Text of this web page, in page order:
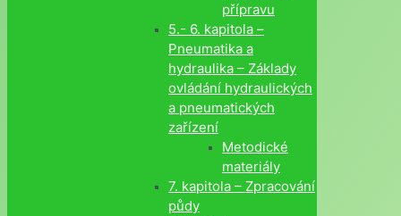
přípravu
5.- 6. kapitola –
Pneumatika a
hydraulika – Základy
ovládání hydraulických
a pneumatických
zařízení
Metodické
materiály
7. kapitola – Zpracování
půdy